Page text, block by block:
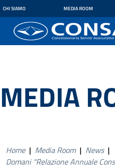
CHI SIAMO MEDIA ROOM
MEDIA
Home | Media Room | News |
Domani "Relazione Annuale